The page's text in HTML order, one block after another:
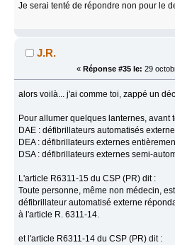
Je serai tenté de répondre non pour le
J.R.
« Réponse #35 le: 29
alors voilà... j'ai comme toi, zappé un
Pour allumer quelques lanternes, avant
DAE : défibrillateurs automatisés
DEA : défibrillateurs externes
DSA : défibrillateurs externes semi-
L'article R6311-15 du CSP (PR) dit :
Toute personne, même non médecin,
défibrillateur automatisé externe
à l'article R. 6311-14.
et l'article R6311-14 du CSP (PR) dit :